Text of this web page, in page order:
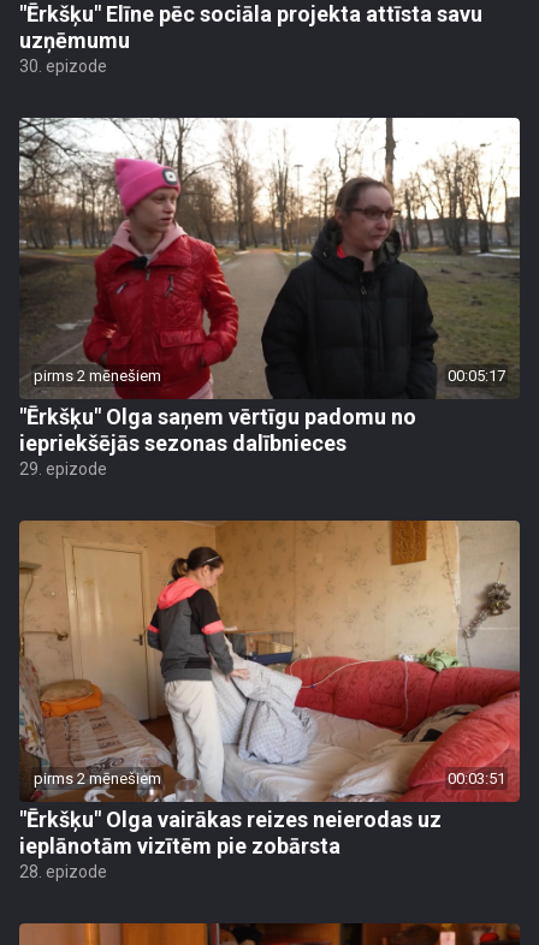
"Ērkšķu" Elīne pēc sociāla projekta attīsta savu
uzņēmumu
30. epizode
pirms 2 mēnešiem 00:05:17
"Ērkšķu" Olga saņem vērtīgu padomu no
iepriekšējās sezonas dalībnieces
29. epizode
pirms 2 mēnešiem 00:03:51
"Ērkšķu" Olga vairākas reizes neierodas uz
ieplānotām vizītēm pie zobārsta
28. epizode